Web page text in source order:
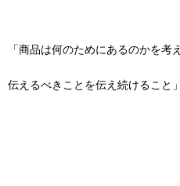
「商品は何のためにあるのかを考え
伝えるべきことを伝え続けること」